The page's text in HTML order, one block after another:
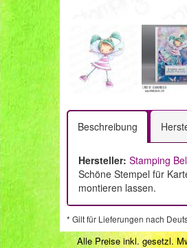
Beschreibung
Hersteller: Stamping
Schöne Stempel für
montieren lassen.
* Gilt für Lieferungen nach
Alle Preise inkl. gesetzl.